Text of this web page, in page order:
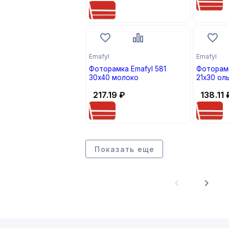
Emafyl
Фоторамка Emafyl 581
30х40 молоко
217.19 ₽
Emafyl
21х30
138.11
Показать еще